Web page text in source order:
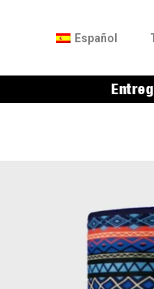
Español